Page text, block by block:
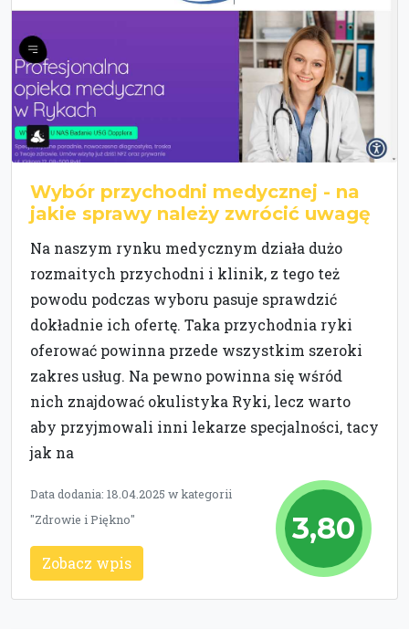
Wybór przychodni medycznej - na
jakie sprawy należy zwrócić uwagę
Na naszym rynku medycznym działa dużo
rozmaitych przychodni i klinik, z tego też
powodu podczas wyboru pasuje sprawdzić
dokładnie ich ofertę. Taka przychodnia ryki
oferować powinna przede wszystkim szeroki
zakres usług. Na pewno powinna się wśród
nich znajdować okulistyka Ryki, lecz warto
aby przyjmowali inni lekarze specjalności, tacy
jak na
3,80
Data dodania: 18.04.2025 w kategorii
"Zdrowie i Piękno"
Zobacz wpis